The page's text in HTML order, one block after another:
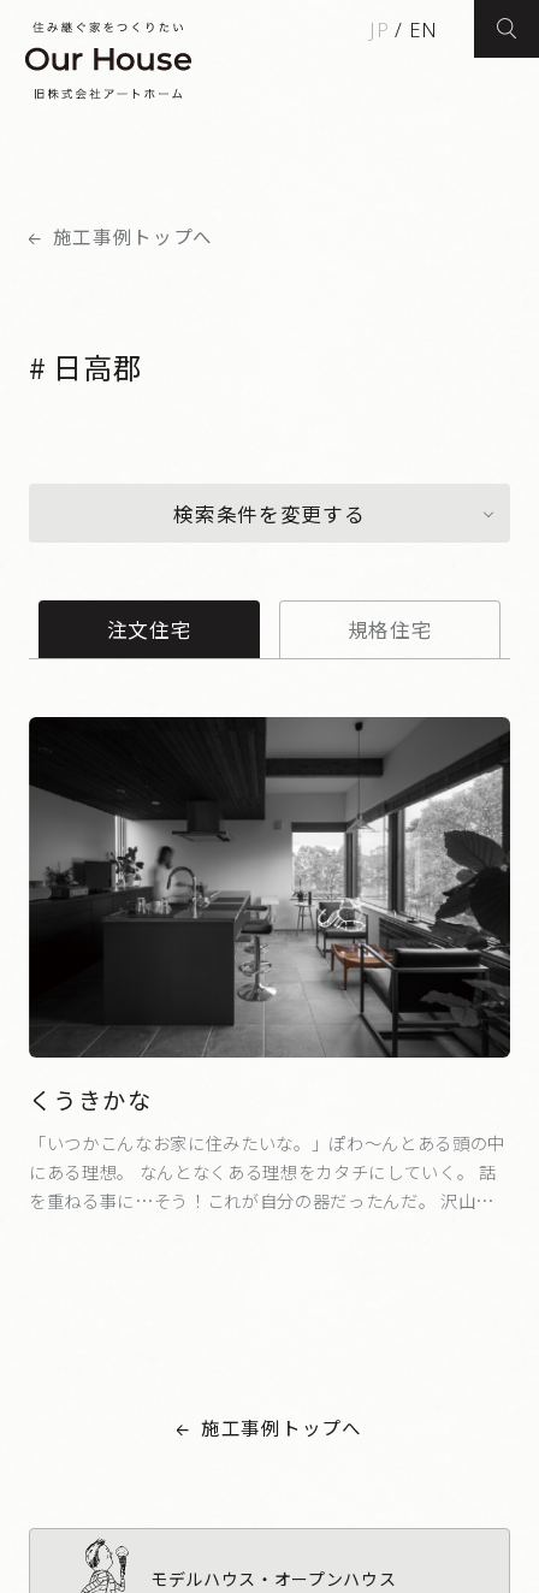
JP / EN
施工事例トップへ
# 日高郡
検索条件を変更する
注文住宅 規格住宅
くうきかな
「いつかこんなお家に住みたいな。」ぽわ～んとある頭の中
にある理想。 なんとなくある理想をカタチにしていく。 話
を重ねる事に…そう！これが自分の器だったんだ。 沢山の
うきかなという器。 施工事例トップへ
モデルハウス・オープンハウス